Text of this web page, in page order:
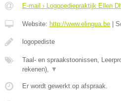
E-mail › Logopediepraktijk Ellen
Website: http://www.elingua.be
logopediste
Taal- en spraakstoonissen,
rekenen), ▼
Er wordt gewerkt op afspraak.